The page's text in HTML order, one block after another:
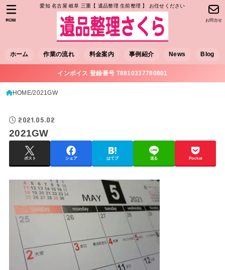
愛知 名古屋 岐阜 三重【 遺品整理 生前整理 】 お任せください
ホーム 作業の流れ 料金案内 事例紹介 News Blog
お問合せ
MENU
インボイス 登録番号 T8810337780801
HOME 2021GW
2021.05.02
2021GW
ポスト シェア はてブ 送る Pocket